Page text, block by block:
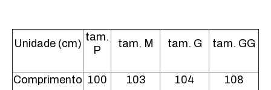
Unidade (cm)
tam.
P
tam. M tam. G tam. GG
Comprimento 100 103 104 108